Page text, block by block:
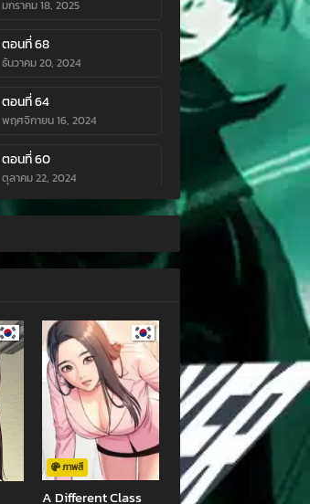
มกราคม 18, 2025
ตอนที่ 68
ธันวาคม 20, 2024
ตอนที่ 64
พฤศจิกายน 16, 2024
ตอนที่ 60
ตุลาคม 22, 2024
ตอนที่ 56
ตอนที่ 52
ตอนที่ 48
กรกฎาคม 29, 2024
ตอนที่ 44
มิถุนายน 20, 2024
ตอนที่ 40
พฤษภาคม 30, 2024
ภาพสี
A Different Class